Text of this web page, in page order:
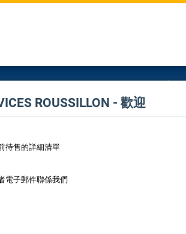
ROUSSILLON - 歡迎
待售的詳細清單
電子郵件聯係我們